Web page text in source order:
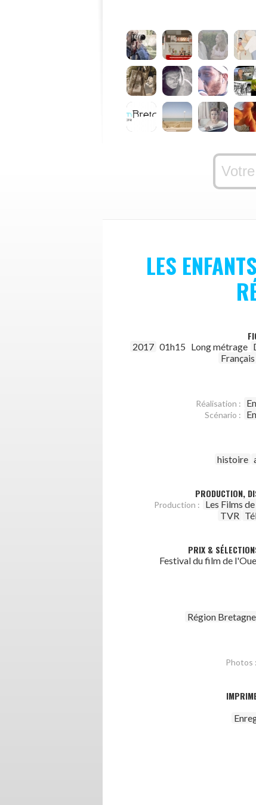
LES
2017 01h15 Long métrage
Français
Réalisation :
Scénario :
histoire
PRODUCTION,
Production :
Les Films
TVR
PRIX &
Festival du film de
Région Bretagne
Photos :